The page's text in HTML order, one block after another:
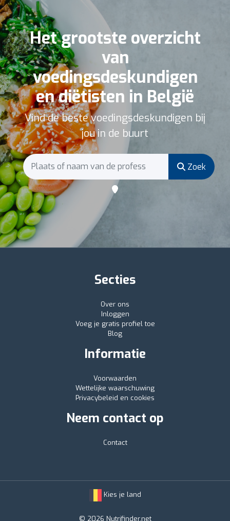
Het grootste overzicht
van
voedingsdeskundigen
en diëtisten in België
Vind de beste voedingsdeskundigen bij
jou in de buurt
Zoek
Secties
Over ons
Inloggen
Voeg je gratis profiel toe
Blog
Informatie
Voorwaarden
Wettelijke waarschuwing
Privacybeleid en cookies
Neem contact op
Contact
Kies je land
© 2026 Nutrifinder.net